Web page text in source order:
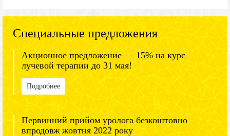
Специальные предложения
Акционное предложение — 15% на курс
лучевой терапии до 31 мая!
Подробнее
Первинний прийом уролога безкоштовно
впродовж жовтня 2022 року